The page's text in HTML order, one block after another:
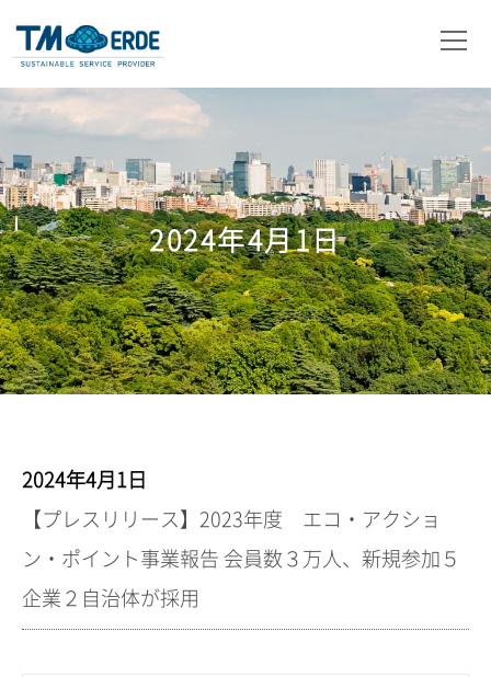
事業内容
取扱製品
ニュース
お問い合わせ
2024年4月1日
2024年4月1日
【プレスリリース】2023年度 エコ・アクショ
ン・ポイント事業報告 会員数３万人、新規参加５
企業２自治体が採用